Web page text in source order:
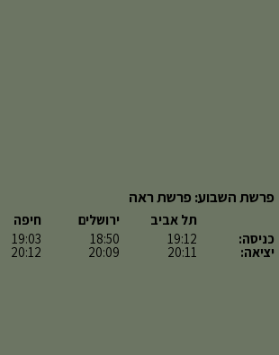
פרשת השבוע: פרשת ראה
כניסה:
יציאה:
תל אביב
19:12
20:11
ירושלים
18:50
20:09
חיפה
19:03
20:12